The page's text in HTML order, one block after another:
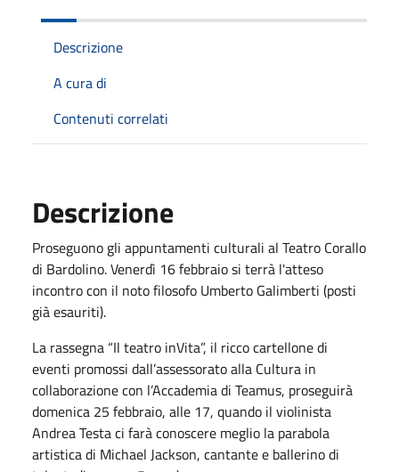
Descrizione
A cura di
Contenuti correlati
Descrizione
Proseguono gli appuntamenti culturali al Teatro Corallo
di Bardolino. Venerdì 16 febbraio si terrà l'atteso
incontro con il noto filosofo Umberto Galimberti (posti
già esauriti).
La rassegna “Il teatro inVita”, il ricco cartellone di
eventi promossi dall’assessorato alla Cultura in
collaborazione con l’Accademia di Teamus, proseguirà
domenica 25 febbraio, alle 17, quando il violinista
Andrea Testa ci farà conoscere meglio la parabola
artistica di Michael Jackson, cantante e ballerino di